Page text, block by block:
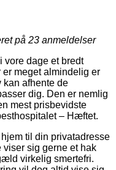
på 23 anmeldelser
vore dage et bredt
meget almindelig er
kan afhente de
dig. Den er nemlig
mest prisbevidste
– Hæftet.
til din privatadresse
sig gerne et hak
virkelig smertefri.